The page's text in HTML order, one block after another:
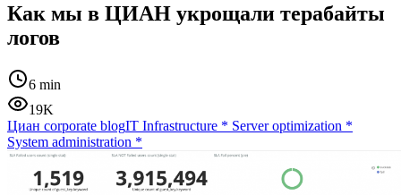
Как мы в ЦИАН укрощали терабайты
логов
6 min
19K
Циан corporate blogIT Infrastructure * Server optimization *
System administration *